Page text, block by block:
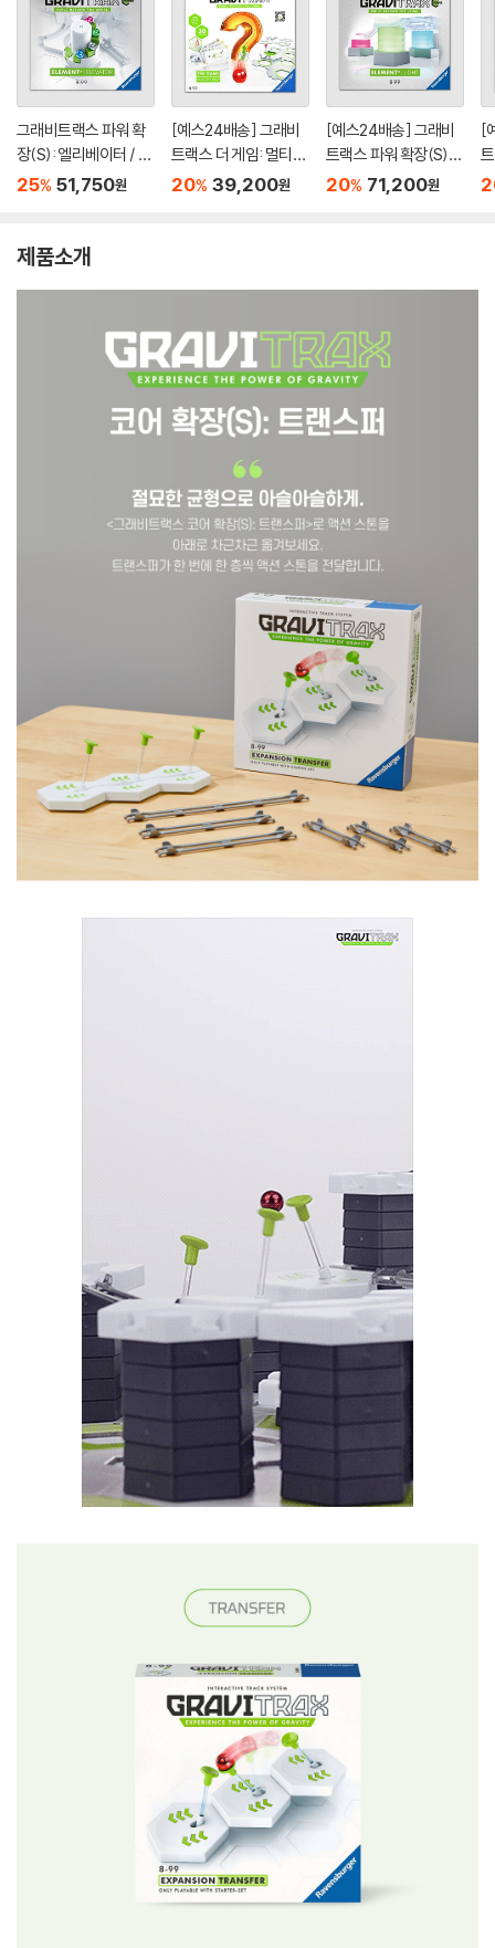
그래비트랙스 파워 확
장(S): 엘리베이터 / 마
블런[8세이상,1인이
25% 51,750원
[예스24배송] 그래비
트랙스 더 게임: 멀티폼
/ 보드게임
20% 39,200원
[예스24배송] 그래비
트랙스 파워 확장(S):
라이트 / 보드게임
20% 71,200원
[
제품소개